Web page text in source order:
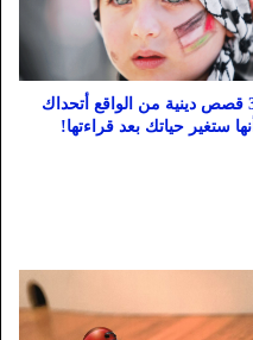
3 قصص دينية من الواقع أتحداك
أنها ستغير حياتك بعد قراءتها!